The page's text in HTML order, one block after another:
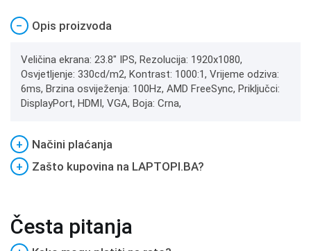
− Opis proizvoda
Veličina ekrana: 23.8" IPS, Rezolucija: 1920x1080,
Osvjetljenje: 330cd/m2, Kontrast: 1000:1, Vrijeme odziva:
6ms, Brzina osviježenja: 100Hz, AMD FreeSync, Priključci:
DisplayPort, HDMI, VGA, Boja: Crna,
+
Načini plaćanja
+
Zašto kupovina na LAPTOPI.BA?
Česta pitanja